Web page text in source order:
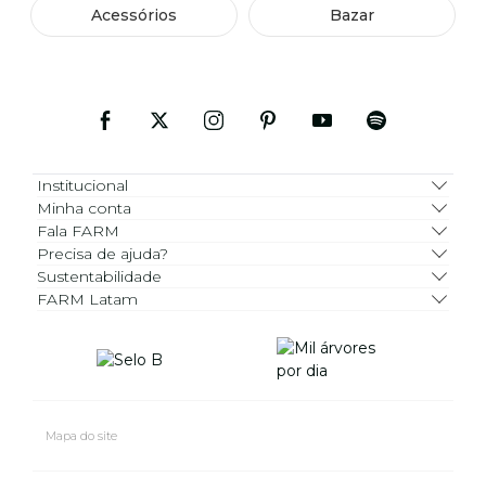
Acessórios Bazar
Institucional
Minha conta
Fala FARM
Precisa de ajuda?
Sustentabilidade
FARM Latam
Mapa do site